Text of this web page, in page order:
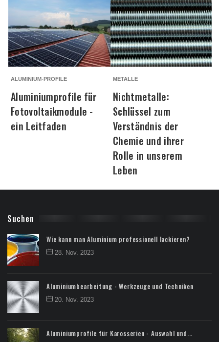
ALUMINIUM-PROFILE
Aluminiumprofile für
Fotovoltaikmodule -
ein Leitfaden
METALLE
Nichtmetalle:
Schlüssel zum
Verständnis der
Chemie und ihrer
Rolle in unserem
Leben
Suchen
Wie kann man Aluminium professionell lackieren?
28. Nov. 2023
Aluminiumbearbeitung - Werkzeuge und Techniken
20. Nov. 2023
Aluminiumprofile für Karosserien - Auswahl und...